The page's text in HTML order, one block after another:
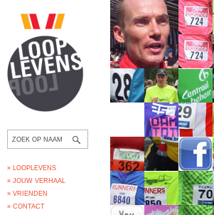
» LOOPLEVENS
» JOUW VERHAAL
» VRIENDEN
» CONTACT